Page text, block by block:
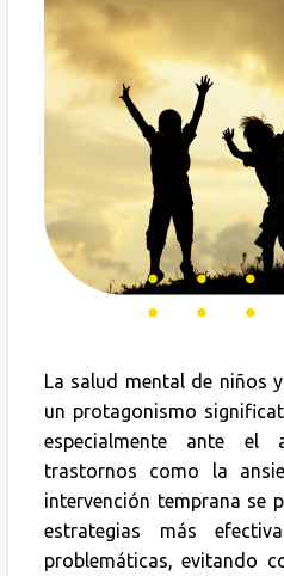
La salud mental de niños
un protagonismo
especialmente ante el
trastornos como la
intervención temprana se
estrategias más
problemáticas, evitando